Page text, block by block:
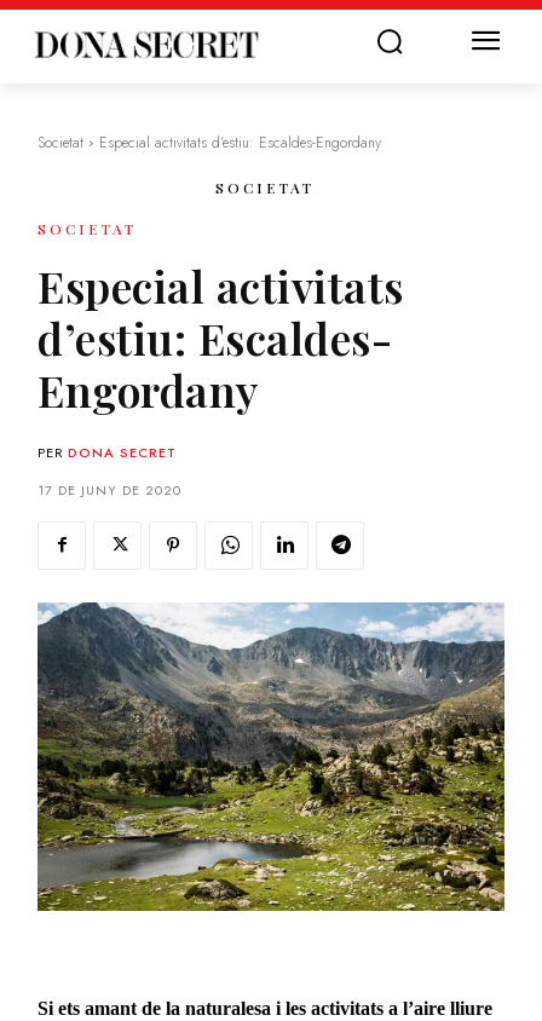
Societat Especial activitats d'estiu: Escaldes-Engordany
SOCIETAT
SOCIETAT
Especial activitats
d’estiu: Escaldes-
Engordany
PER DONA SECRET
17 DE JUNY DE 2020
Si ets amant de la naturalesa i les activitats a l’aire lliure